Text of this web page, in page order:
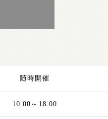
随時開催
10:00～18:00